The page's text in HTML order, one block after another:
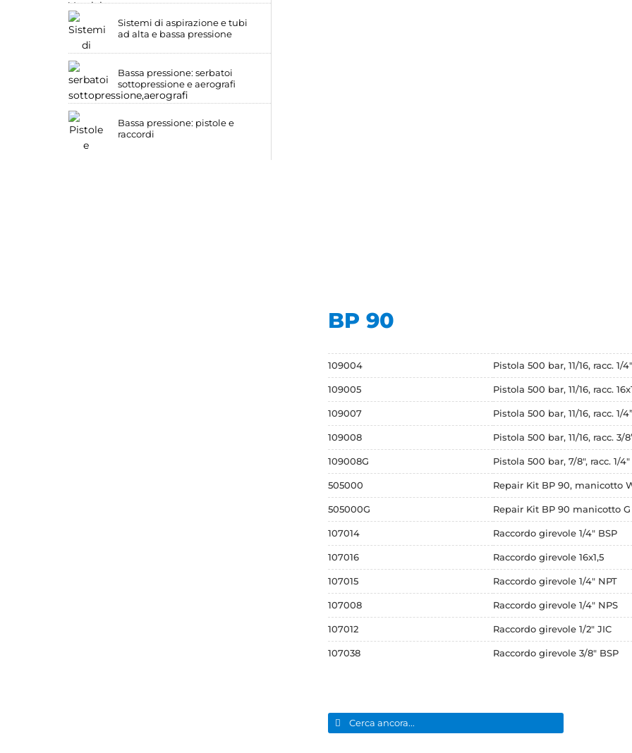
Sistemi di aspirazione e tubi
ad alta e bassa pressione
Bassa pressione: serbatoi
sottopressione e aerografi
Bassa pressione: pistole e
raccordi
BP 90
109004 Pistola 500 bar, 11/16, racc. 1/
109005 Pistola 500 bar, 11/16, racc.
109007 Pistola 500 bar, 11/16, racc. 1/
109008 Pistola 500 bar, 11/16, racc. 3/
109008G Pistola 500 bar, 7/8", racc. 1/4"
505000 Repair Kit BP 90, manicotto
505000G Repair Kit BP 90 manicotto G
107014 Raccordo girevole 1/4" BSP
107016 Raccordo girevole 16x1,5
107015 Raccordo girevole 1/4" NPT
107008 Raccordo girevole 1/4" NPS
107012 Raccordo girevole 1/2" JIC
107038 Raccordo girevole 3/8" BSP
Cerca
per: